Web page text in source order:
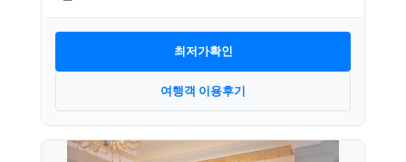
최저가확인
여행객 이용후기